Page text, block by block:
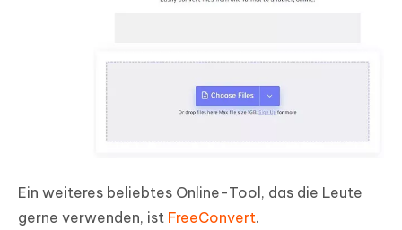
Ein weiteres beliebtes Online-Tool, das die Leute
gerne verwenden, ist FreeConvert.